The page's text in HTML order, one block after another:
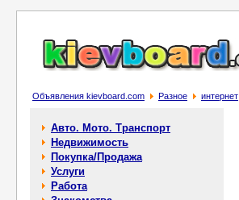
Объявления kievboard.com Разное интернет
Авто. Мото. Транспорт
Недвижимость
Покупка/Продажа
Услуги
Работа